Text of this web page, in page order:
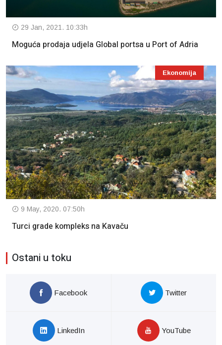
29 Jan, 2021. 10:33h
Moguća prodaja udjela Global portsa u Port of Adria
Ekonomija
9 May, 2020. 07:50h
Turci grade kompleks na Kavaču
Ostani u toku
Facebook Twitter
LinkedIn YouTube